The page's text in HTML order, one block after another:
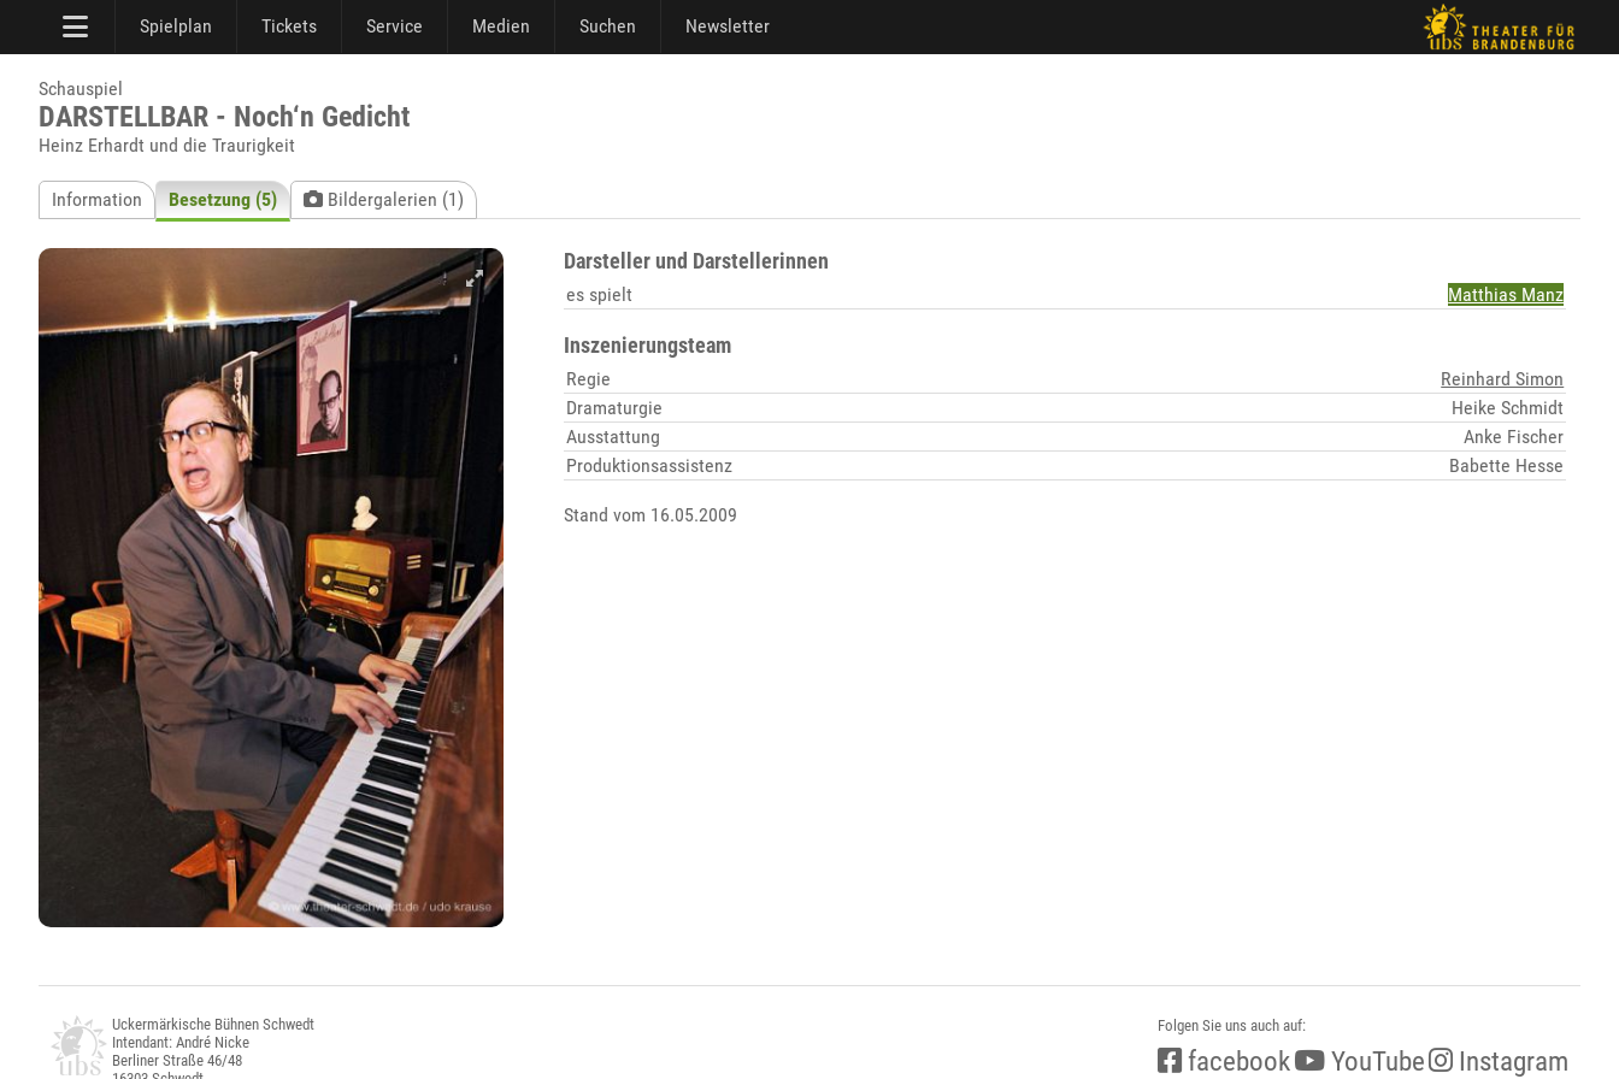
Spielplan Tickets Service Medien Suchen Newsletter
Schauspiel
DARSTELLBAR - Noch‘n Gedicht
Heinz Erhardt und die Traurigkeit
Information Besetzung (5) Bildergalerien (1)
Darsteller und Darstellerinnen
es spielt Matthias Manz
Inszenierungsteam
Regie
Reinhard Simon
Dramaturgie
Heike Schmidt
Ausstattung
Anke Fischer
Produktionsassistenz
Babette Hesse
Stand vom 16.05.2009
Uckermärkische Bühnen Schwedt
Intendant: André Nicke
Berliner Straße 46/48
Folgen Sie uns auch auf:
facebook YouTube Instagram